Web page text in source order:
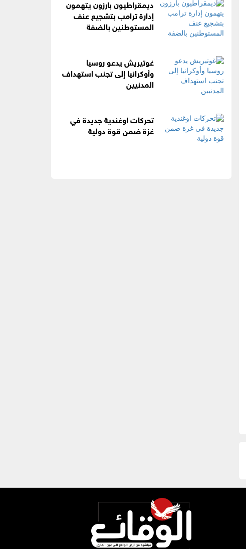
ديمقراطيون بارزون يتهمون
إدارة ترامب بتشجيع عنف
المستوطنين بالضفة
غوتيريش يدعو روسيا
وأوكرانيا إلى تجنب استهداف
المدنيين
تحركات اوغندية جديدة في
غزة ضمن قوة دولية